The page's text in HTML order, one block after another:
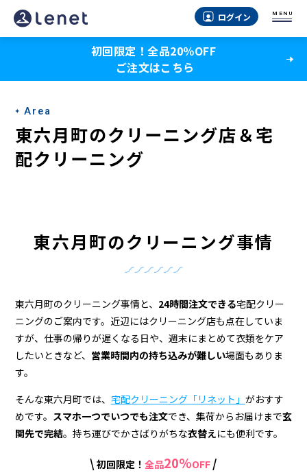
東
六
町
の
ク
リ
＆
宅
配
ク
リ
ー
ログイン MENU
初回限定！全品20％OFF
ご注文はこちら
Area
東六月町のクリーニング店＆宅
配クリーニング
東六月町のクリーニング事情
東六月町のクリーニング事情と、 24時間注文できる宅配クリー
ニングのご案内です。近辺にはクリーニング店も点在していま
すが、仕事の帰りが遅くなる日や、週末にまとめて衣類をケア
したいときなど、 営業時間内の持ち込みが難しい場面もありま
す。
そんな東六月町では、 宅配クリーニング「リネット」 がおすす
めです。 スマホ一つでいつでも注文でき、集荷からお届けまで玄
関先で完結。持ち運びでかさばりがちな衣替えにも便利です。
\ 初回限定！ 全品20%OFF /